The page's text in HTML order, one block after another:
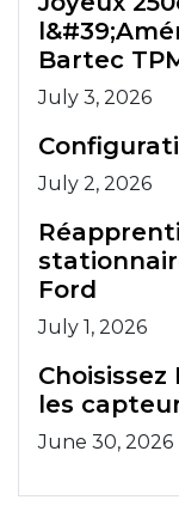
Bartec
July 3, 2026
July 2, 2026
Ford
July 1, 2026
les
June 30, 2026